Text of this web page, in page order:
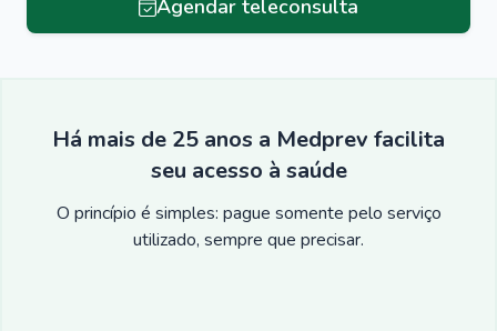
Agendar teleconsulta
Há mais de 25 anos a Medprev facilita
seu acesso à saúde
O princípio é simples: pague somente pelo serviço
utilizado, sempre que precisar.